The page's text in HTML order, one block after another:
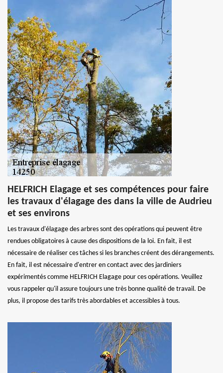
HELFRICH Elagage et ses compétences pour faire
les travaux d'élagage des dans la ville de Audrieu
et ses environs
Les travaux d'élagage des arbres sont des opérations qui peuvent être
rendues obligatoires à cause des dispositions de la loi. En fait, il est
nécessaire de réaliser ces tâches si les branches créent des dérangements.
En fait, il est nécessaire d'entrer en contact avec des jardiniers
expérimentés comme HELFRICH Elagage pour ces opérations. Veuillez
vous rappeler qu'il assure toujours une très bonne qualité de travail. De
plus, il propose des tarifs très abordables et accessibles à tous.